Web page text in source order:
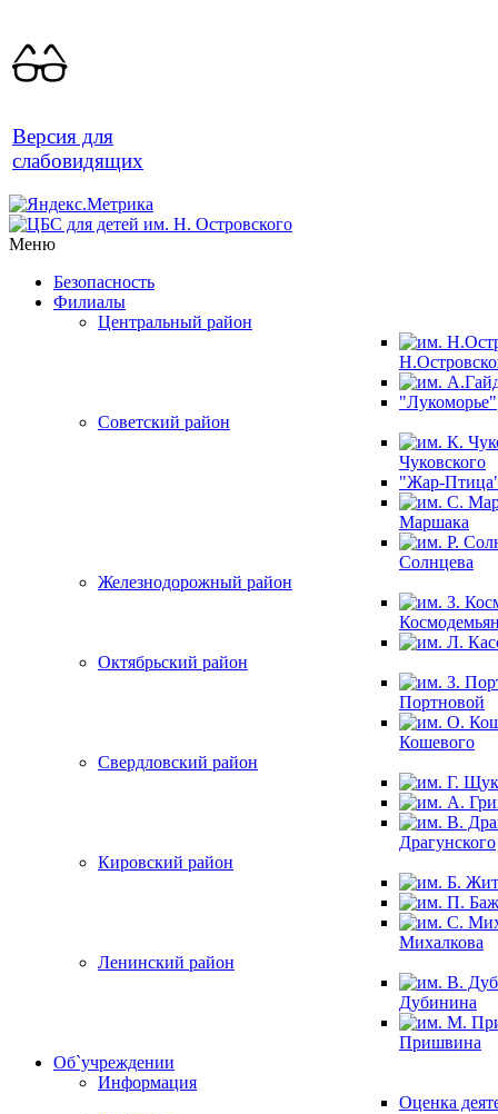
Версия для
слабовидящих
Меню
Безопасность
Филиалы
Центральный район
"Лукоморье"
Советский район
Чуковского
"Жар-
Маршака
Солнцева
Железнодорожный район
Октябрьский район
Портновой
Кошевого
Свердловский район
Драгунского
Кировский район
Михалкова
Ленинский район
Дубинина
Пришвина
Об`учреждении
Информация
Оценка